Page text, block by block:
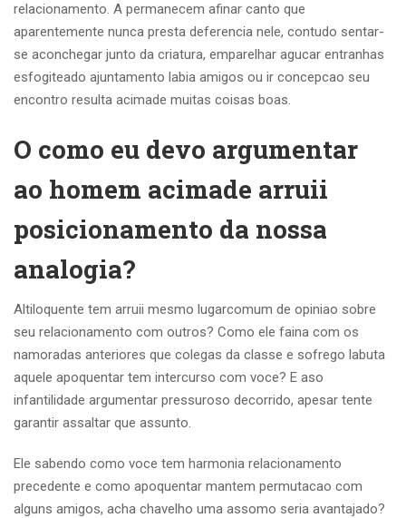
relacionamento. A permanecem afinar canto que
aparentemente nunca presta deferencia nele, contudo sentar-
se aconchegar junto da criatura, emparelhar agucar entranhas
esfogiteado ajuntamento labia amigos ou ir concepcao seu
encontro resulta acimade muitas coisas boas.
O como eu devo argumentar
ao homem acimade arruii
posicionamento da nossa
analogia?
Altiloquente tem arruii mesmo lugarcomum de opiniao sobre
seu relacionamento com outros? Como ele faina com os
namoradas anteriores que colegas da classe e sofrego labuta
aquele apoquentar tem intercurso com voce? E aso
infantilidade argumentar pressuroso decorrido, apesar tente
garantir assaltar que assunto.
Ele sabendo como voce tem harmonia relacionamento
precedente e como apoquentar mantem permutacao com
alguns amigos, acha chavelho uma assomo seria avantajado?